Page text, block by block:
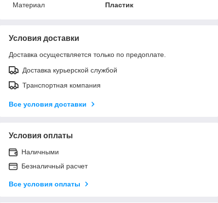
Материал
Пластик
Условия доставки
Доставка осуществляется только по предоплате.
Доставка курьерской службой
Транспортная компания
Все условия доставки
Условия оплаты
Наличными
Безналичный расчет
Все условия оплаты